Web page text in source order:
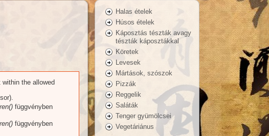
the allowed
sor).
függvényben
függvényben
Halas ételek
Húsos ételek
Káposztás tészták avagy
tészták káposztákkal
Köretek
Levesek
Mártások, szószok
Pizzák
Reggelik
Saláták
Tenger gyümölcsei
Vegetáriánus